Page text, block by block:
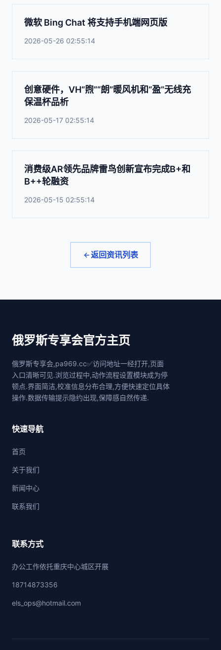
微软 Bing Chat 将支持手机端网页版
2026-05-26 02:55:14
创意硬件，VH“煦”“朗”暖风机和“盈”无线充
保温杯品析
2026-05-17 02:55:14
消费级AR领先品牌雷鸟创新宣布完成B+和
B++轮融资
2026-05-15 02:55:14
返回资讯列表
俄罗斯专享会官方主页
俄罗斯专享会,pa969.cc✅访问地址一经打开,页面
入口清晰可见.浏览过程中,动作流程设置模块成为停
顿点.界面简洁,校准信息分布合理,方便快速定位具体
操作.数据传输提示隐约出现,保障感自然传递.
快速导航
首页
关于我们
新闻中心
联系我们
联系方式
办公工作依托重庆中心城区开展
18714873356
els_ops@hotmail.com